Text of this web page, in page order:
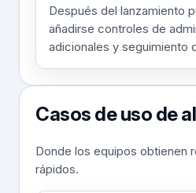
Después del lanzamiento
añadirse controles de
adicionales y seguimiento
Casos de uso de
Donde los equipos obtienen
rápidos.